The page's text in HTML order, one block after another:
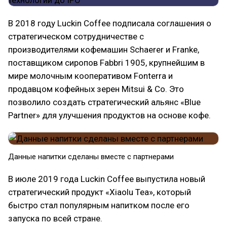
В 2018 году Luckin Coffee подписала соглашения о
стратегическом сотрудничестве с
производителями кофемашин Schaerer и Franke,
поставщиком сиропов Fabbri 1905, крупнейшим в
мире молочным кооперативом Fonterra и
продавцом кофейных зерен Mitsui & Co. Это
позволило создать стратегический альянс «Blue
Partner» для улучшения продуктов на основе кофе.
Данные напитки сделаны вместе с партнерами
В июле 2019 года Luckin Coffee выпустила новый
стратегический продукт «Xiaolu Tea», который
быстро стал популярным напитком после его
запуска по всей стране.